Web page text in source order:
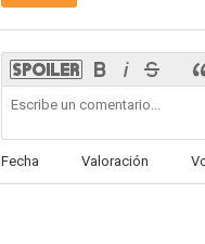
Fecha Valoración